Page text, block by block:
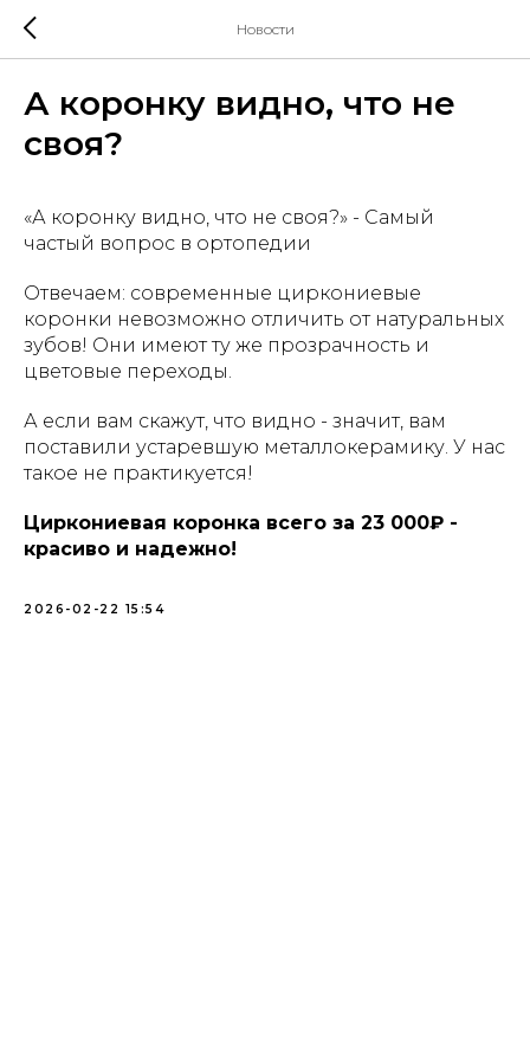
Новости
А коронку видно, что не
своя?
«А коронку видно, что не своя?» - Самый
частый вопрос в ортопедии
Отвечаем: современные циркониевые
коронки невозможно отличить от натуральных
зубов! Они имеют ту же прозрачность и
цветовые переходы.
А если вам скажут, что видно - значит, вам
поставили устаревшую металлокерамику. У нас
такое не практикуется!
Циркониевая коронка всего за 23 000₽ -
красиво и надежно!
2026-02-22 15:54